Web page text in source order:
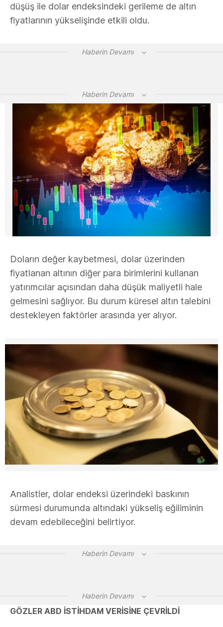
düşüş ile dolar endeksindeki gerileme de altın
fiyatlarının yükselişinde etkili oldu.
Haberin Devamı
Haberin Devamı
Doların değer kaybetmesi, dolar üzerinden
fiyatlanan altının diğer para birimlerini kullanan
yatırımcılar açısından daha düşük maliyetli hale
gelmesini sağlıyor. Bu durum küresel altın talebini
destekleyen faktörler arasında yer alıyor.
Analistler, dolar endeksi üzerindeki baskının
sürmesi durumunda altındaki yükseliş eğiliminin
devam edebileceğini belirtiyor.
Haberin Devamı
Haberin Devamı
GÖZLER ABD İSTİHDAM VERİSİNE ÇEVRİLDİ